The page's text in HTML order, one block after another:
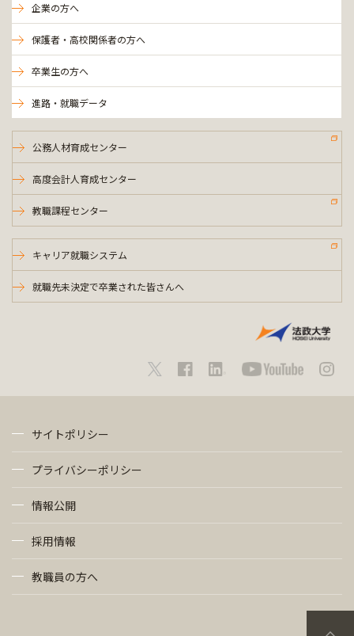
企業の方へ
保護者・高校関係者の方へ
卒業生の方へ
進路・就職データ
公務人材育成センター
高度会計人育成センター
教職課程センター
キャリア就職システム
就職先未決定で卒業された皆さんへ
サイトポリシー
プライバシーポリシー
情報公開
採用情報
教職員の方へ